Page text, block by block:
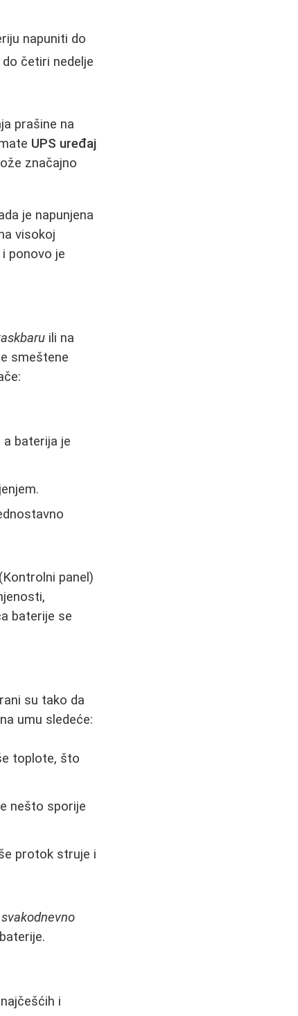
napuniti do
četiri nedelje
prašine na
UPS uređaj
značajno
je napunjena
visokoj
ponovo je
ili na
smeštene
a baterija je
(Kontrolni panel)
baterije se
su tako da
umu sledeće:
toplote, što
nešto sporije
protok struje i
i